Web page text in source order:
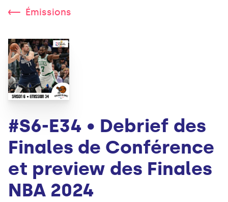
Émissions
#S6-E34 • Debrief des
Finales de Conférence
et preview des Finales
NBA 2024